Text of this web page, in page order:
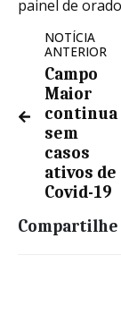
painel de
NOTÍCIA
ANTERIOR
Campo
Maior
continua
sem
casos
ativos de
Covid-19